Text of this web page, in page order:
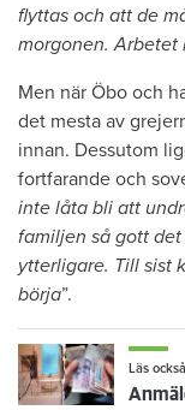
flyttas och att de
morgonen. Arbetet
Men när Öbo och
det mesta av
innan. Dessutom
fortfarande och
inte låta bli att
familjen så gott
ytterligare. Till sist
börja”.
Läs också